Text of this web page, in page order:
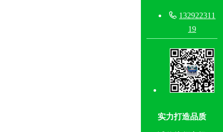
 132922311
19
实力打造品质